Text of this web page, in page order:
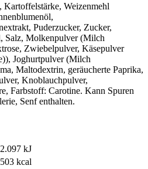
Kartoffelstärke, Weizenmehl
Puderzucker, Zucker,
Salz, Molkenpulver (Milch
Zwiebelpulver, Käsepulver
Joghurtpulver (Milch
Maltodextrin, geräucherte Paprika,
Knoblauchpulver,
Farbstoff: Carotine. Kann Spuren
Senf enthalten.
2.097 kJ
503 kcal